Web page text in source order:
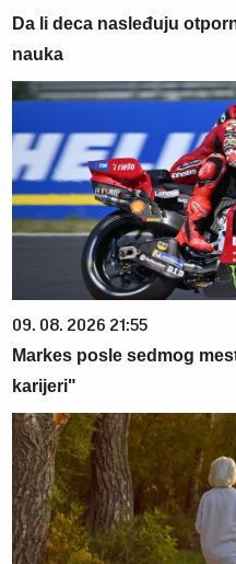
Da li deca nasleđuju
nauka
09. 08. 2026 21:55
Markes posle sedmog
karijeri"